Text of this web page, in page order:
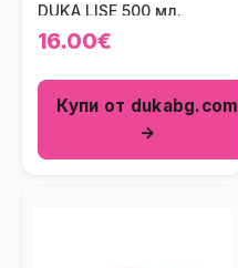
DUKA LISE 500 мл.
16.00€
Купи от dukabg.com
→